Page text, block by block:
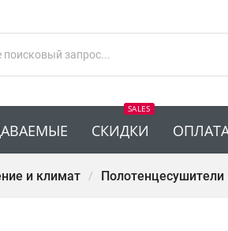
СКИДКИ
SALES
и климат Полотенцесушители